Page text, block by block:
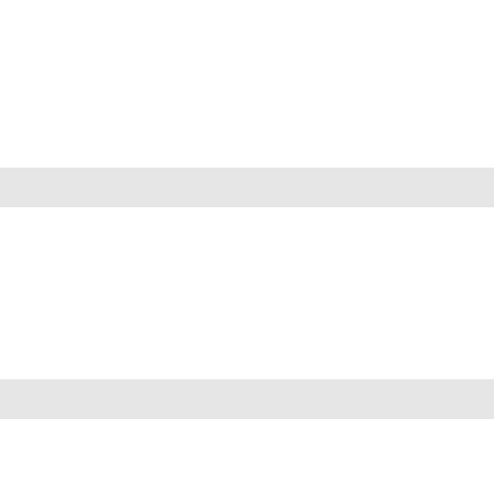
تضاد میان ظاهر و باطن، و آشکار شدن تدریجی خشم در
بخوانید که از یک درگیری کودکانه به موضوعاتی مانند
در کنار دنبال کردن یک کشمکش نمایشی، درباره رفتار
را به روابط اجتماعی و حتی مفهوم جنگ و حذف فیزیکی